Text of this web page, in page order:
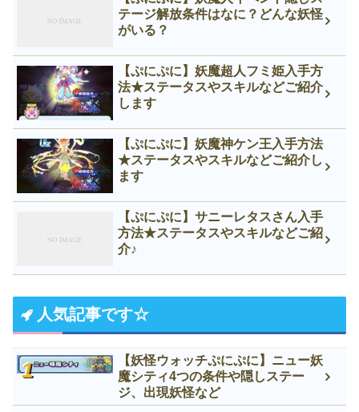
テージ解放条件はなに？どんな妖怪
がいる？
【ぷにぷに】妖魔超人フミ姫入手方
法★ステータスやスキルなどご紹介
します
【ぷにぷに】妖魔神ケン王入手方法
★ステータスやスキルなどご紹介し
ます
【ぷにぷに】サニーレタスさん入手
方法★ステータスやスキルなどご紹
介♪
人気記事です☆
【妖怪ウォッチぷにぷに】ニュー妖
魔シティ4つの条件や隠しステー
ジ、出現妖怪など